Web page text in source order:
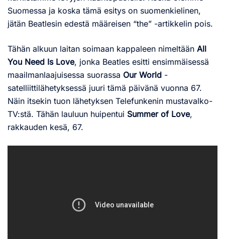
Suomessa ja koska tämä esitys on suomenkielinen,
jätän Beatlesin edestä määreisen “the” -artikkelin pois.
Tähän alkuun laitan soimaan kappaleen nimeltään All
You Need Is Love, jonka Beatles esitti ensimmäisessä
maailmanlaajuisessa suorassa Our World -
satelliittilähetyksessä juuri tämä päivänä vuonna 67.
Näin itsekin tuon lähetyksen Telefunkenin mustavalko-
TV:stä. Tähän lauluun huipentui Summer of Love,
rakkauden kesä, 67.